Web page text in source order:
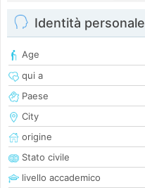
Identità personale
Age
qui a
Paese
City
origine
Stato civile
livello accademico